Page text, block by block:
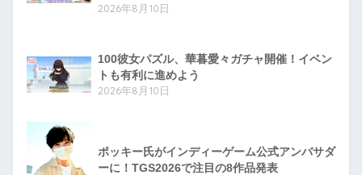
2026年8月10日
100彼女パズル、華暮愛々ガチャ開催！イベン
トも有利に進めよう
2026年8月10日
ポッキー氏がインディーゲーム公式アンバサダ
ーに！TGS2026で注目の8作品発表